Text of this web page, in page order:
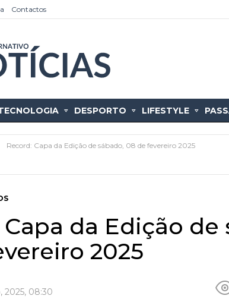
Contactos
DESPORTO LIFESTYLE
Record: Capa da Edição de sábado, 08 de fevereiro 2025
da Edição de
2025
2025, 08:30